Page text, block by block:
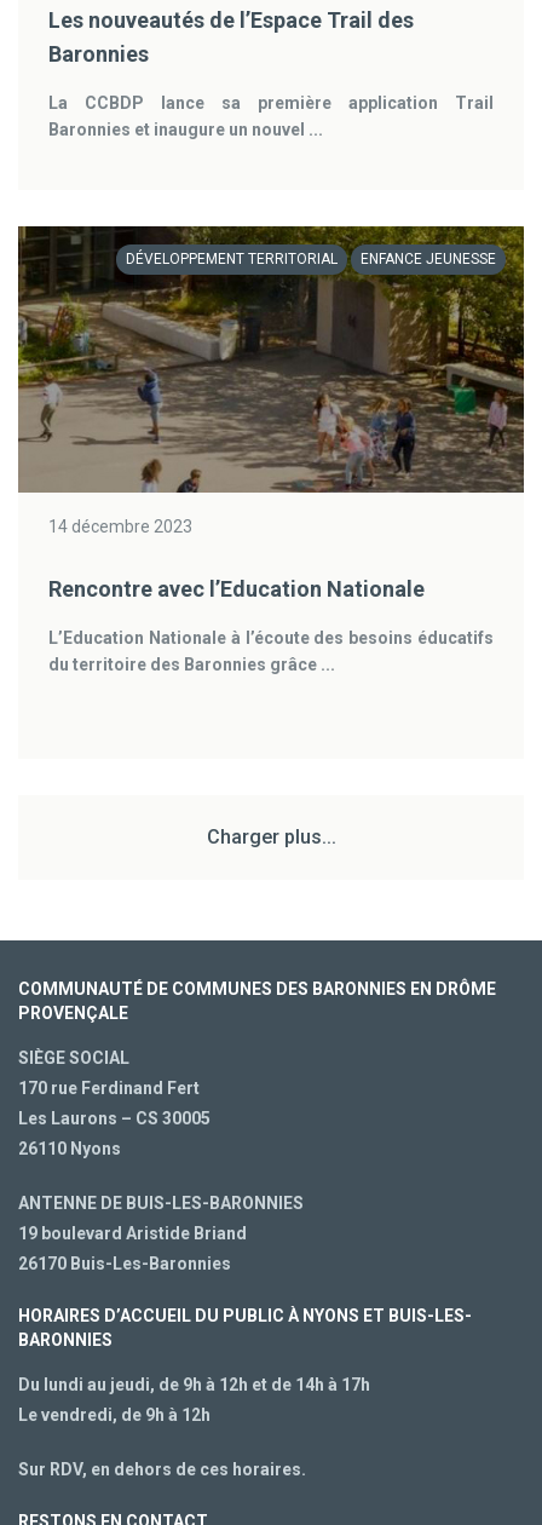
Les nouveautés de l’Espace Trail des
Baronnies
La CCBDP lance sa première application Trail
Baronnies et inaugure un nouvel ...
DÉVELOPPEMENT TERRITORIAL ENFANCE JEUNESSE
14 décembre 2023
Rencontre avec l’Education Nationale
L’Education Nationale à l’écoute des besoins éducatifs
du territoire des Baronnies grâce ...
Charger plus...
COMMUNAUTÉ DE COMMUNES DES BARONNIES EN DRÔME
PROVENÇALE
SIÈGE SOCIAL
170 rue Ferdinand Fert
Les Laurons – CS 30005
26110 Nyons
ANTENNE DE BUIS-LES-BARONNIES
19 boulevard Aristide Briand
26170 Buis-Les-Baronnies
HORAIRES D’ACCUEIL DU PUBLIC À NYONS ET BUIS-LES-
BARONNIES
Du lundi au jeudi, de 9h à 12h et de 14h à 17h
Le vendredi, de 9h à 12h
Sur RDV, en dehors de ces horaires.